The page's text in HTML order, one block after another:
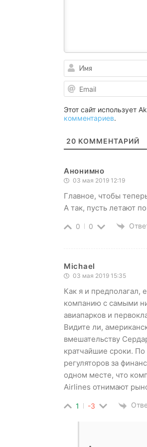
Этот сайт использует
комментариев.
20 КОММЕНТАРИЙ
Анонимно
03 мая 2019 12:19
Главное, чтобы
А так, пусть летают
0 0
Michael
03 мая 2019 15:35
Как я и предполагал,
компанию с самыми
авиапарков и
Видите ли,
вмешательству
кратчайшие сроки.
регуляторов за
одном месте, что
Airlines отнимают
1 -3